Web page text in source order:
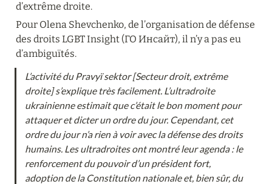
d’extrême droite.
Pour Olena Shevchenko, de l’organisation de défense
des droits LGBT Insight (ГО Инсайт), il n’y a pas eu
d’ambiguïtés.
L’activité du Pravyï sektor [Secteur droit, extrême
droite] s’explique très facilement. L’ultradroite
ukrainienne estimait que c’était le bon moment pour
attaquer et dicter un ordre du jour. Cependant, cet
ordre du jour n’a rien à voir avec la défense des droits
humains. Les ultradroites ont montré leur agenda : le
renforcement du pouvoir d’un président fort,
adoption de la Constitution nationale et, bien sûr, du